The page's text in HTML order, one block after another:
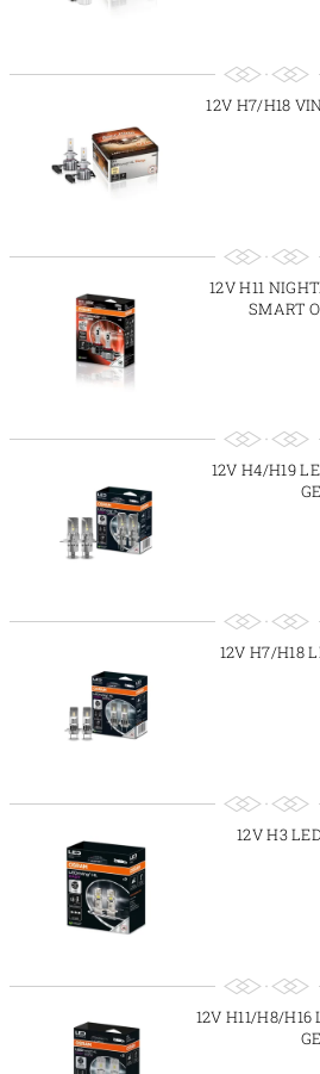
12V H7/H18
12V H11
SMART
12V H4/H19
12V H7/H18
12V H3
12V H11/H8/